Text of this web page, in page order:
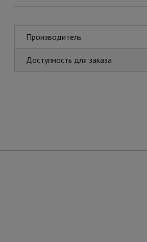
Производитель
Доступность для заказа